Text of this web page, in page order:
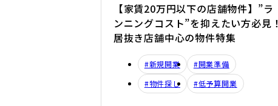
【家賃20万円以下の店舗物件】”ラ
ンニングコスト”を抑えたい方必見！
居抜き店舗中心の物件特集
#新規開業
#開業準備
#物件探し
#低予算開業